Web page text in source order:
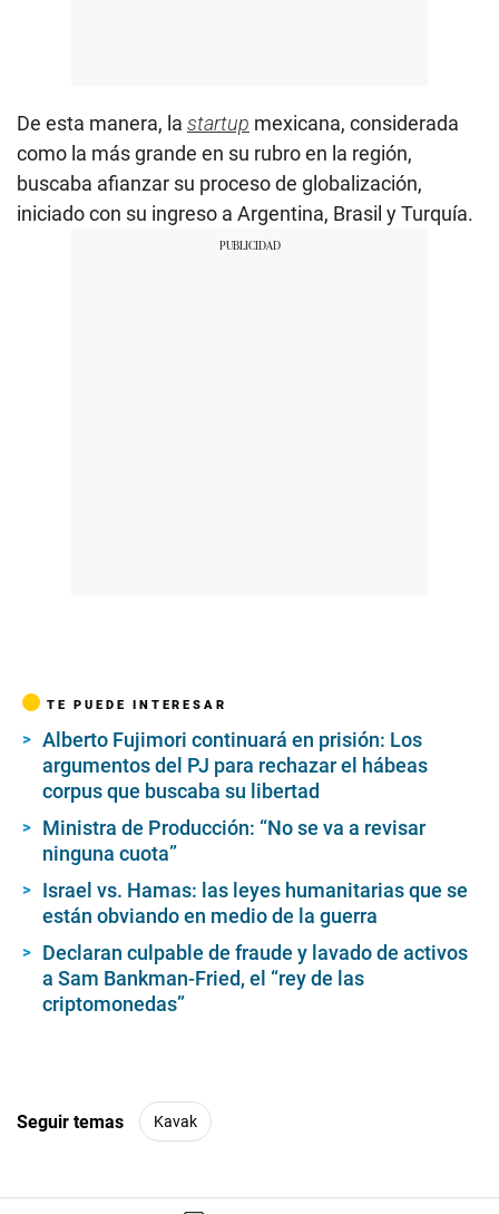
De esta manera, la startup mexicana, considerada
como la más grande en su rubro en la región,
buscaba afianzar su proceso de globalización,
iniciado con su ingreso a Argentina, Brasil y Turquía.
TE PUEDE INTERESAR
Alberto Fujimori continuará en prisión: Los
argumentos del PJ para rechazar el hábeas
corpus que buscaba su libertad
Ministra de Producción: “No se va a revisar
ninguna cuota”
Israel vs. Hamas: las leyes humanitarias que se
están obviando en medio de la guerra
Declaran culpable de fraude y lavado de activos
a Sam Bankman-Fried, el “rey de las
criptomonedas”
Seguir temas Kavak